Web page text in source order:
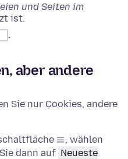
und Seiten im
ist.
.
aber andere
Sie nur Cookies, andere
, wählen
dann auf Neueste